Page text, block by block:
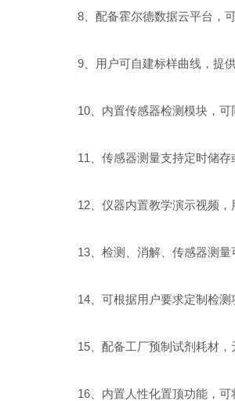
8、配备霍尔德数据云平台，可
9、用户可自建标样曲线，提供
10、内置传感器检测模块，可
11、传感器测量支持定时储存
12、仪器内置教学演示视频，
13、检测、消解、传感器测量
14、可根据用户要求定制检测
15、配备工厂预制试剂耗材，
16、内置人性化置顶功能，可